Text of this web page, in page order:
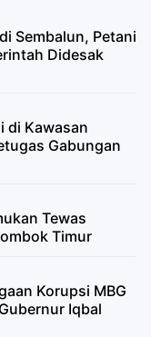
Sembalun, Petani
Didesak
di Kawasan
Gabungan
Tewas
Timur
Korupsi MBG
Iqbal